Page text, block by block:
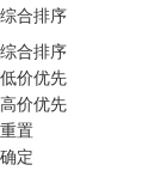
综合排序
综合排序
低价优先
高价优先
重置
确定